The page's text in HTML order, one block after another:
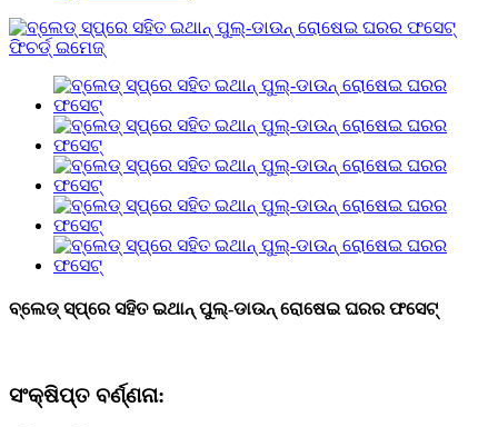
ବ୍ଲେଡ୍ ସ୍ପ୍ରେ ସହିତ ଇଥାନ୍ ପୁଲ୍-ଡାଉନ୍ ରୋଷେଇ ଘରର ଫସେଟ୍
ସଂକ୍ଷିପ୍ତ ବର୍ଣ୍ଣନା: